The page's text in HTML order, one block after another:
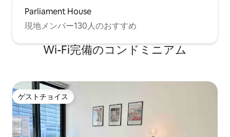
Parliament House
現地メンバー130人のおすすめ
Wi-Fi完備のコンドミニアム
ゲストチョイス
ゲストチョイス